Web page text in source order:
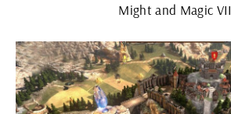
Might and Magic VII